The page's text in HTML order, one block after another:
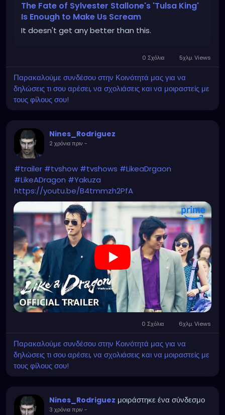
The Fate of Sylvester Stallone's 'Tulsa King'
Is Enough to Make Us Scream
It doesn't get any better than this.
0 Σχόλια 5χλμ. Views
Παρακαλούμε συνδέσου στην Κοινότητά μας για να
δηλώσεις τι σου αρέσει, να σχολιάσεις και να μοιραστείς με
τους φίλους σου!
Nines_Rodriguez
2 χρόνια πριν -
#trailer #tvshow #tvshows #LikeaDrgaon
#LikeADragon #Yakuza
https://youtu.be/B4tmmzh2PfA
0 Σχόλια 6χλμ. Views
Παρακαλούμε συνδέσου στην Κοινότητά μας για να
δηλώσεις τι σου αρέσει, να σχολιάσεις και να μοιραστείς με
τους φίλους σου!
Nines_Rodriguez μοιράστηκε ένα σύνδεσμο
3 χρόνια πριν -